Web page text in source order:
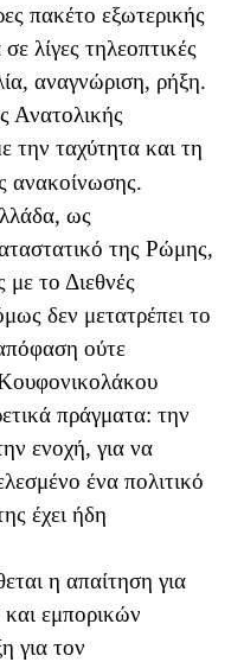
πακέτο εξωτερικής
λίγες τηλεοπτικές
αναγνώριση, ρήξη.
Ανατολικής
την ταχύτητα και τη
ανακοίνωσης.
ως
της Ρώμης,
με το Διεθνές
δεν μετατρέπει το
ούτε
πράγματα: την
ενοχή, για να
ένα πολιτικό
έχει ήδη
η απαίτηση για
εμπορικών
για τον